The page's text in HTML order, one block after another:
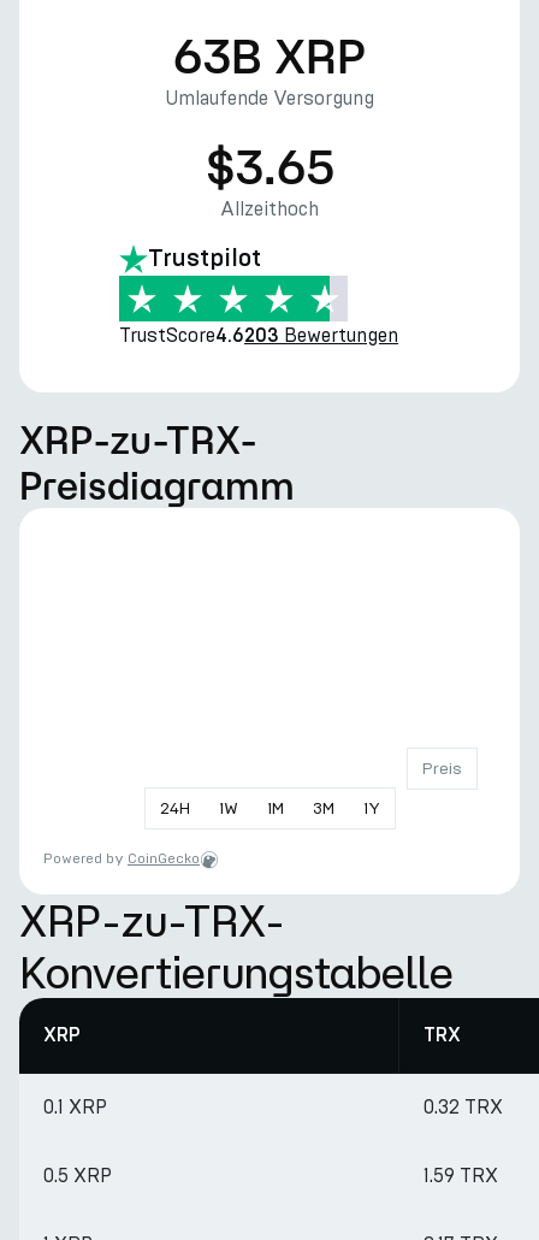
63B XRP
Umlaufende Versorgung
$3.65
Allzeithoch
Trustpilot
TrustScore4.6203 Bewertungen
XRP-zu-TRX-
Preisdiagramm
24H 1W 1M 3M 1Y
Preis
Powered by CoinGecko
XRP-zu-TRX-
Konvertierungstabelle
XRP TRX
0.1 XRP 0.32 TRX
0.5 XRP 1.59 TRX